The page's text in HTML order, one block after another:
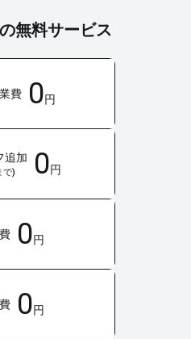
無料サービス
費 0円
追加
で) 0円
0円
0円